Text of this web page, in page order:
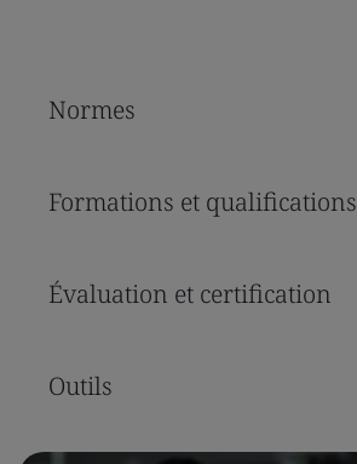
Normes
Formations et qualifications
Évaluation et certification
Outils